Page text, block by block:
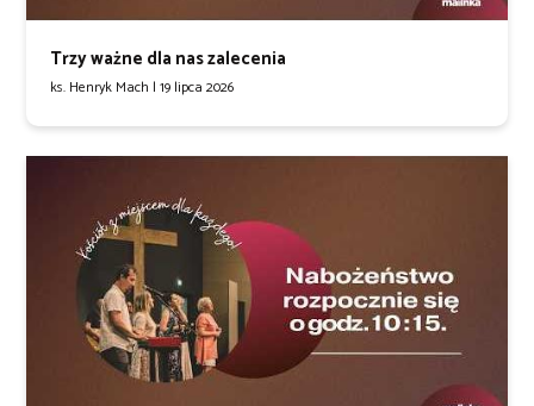
Trzy ważne dla nas zalecenia
ks. Henryk Mach | 19 lipca 2026